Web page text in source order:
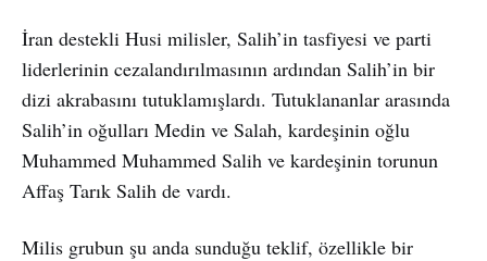
İran destekli Husi milisler, Salih’in tasfiyesi ve parti
liderlerinin cezalandırılmasının ardından Salih’in bir
dizi akrabasını tutuklamışlardı. Tutuklananlar arasında
Salih’in oğulları Medin ve Salah, kardeşinin oğlu
Muhammed Muhammed Salih ve kardeşinin torunun
Affaş Tarık Salih de vardı.
Milis grubun şu anda sunduğu teklif, özellikle bir